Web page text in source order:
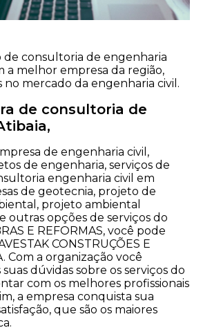
de consultoria de engenharia
a melhor empresa da região,
no mercado da engenharia civil.
de consultoria de
de engenharia civil,
de engenharia, serviços de
engenharia civil em
de geotecnia, projeto de
projeto ambiental
outras opções de serviços do
E REFORMAS, você pode
CONSTRUÇÕES E
Com a organização você
dúvidas sobre os serviços do
com os melhores profissionais
a empresa conquista sua
que são os maiores